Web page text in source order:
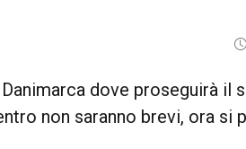
dove proseguirà il
non saranno brevi, ora si